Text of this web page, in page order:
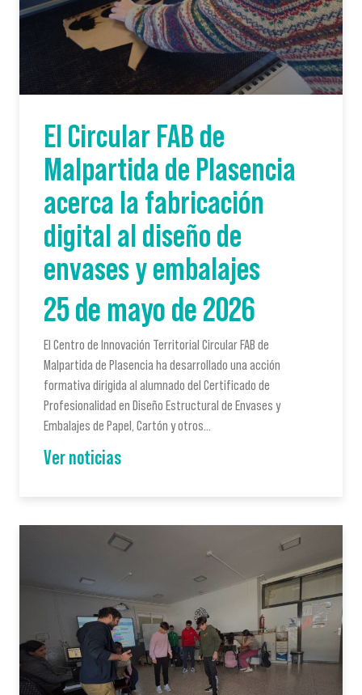
El Circular FAB de
Malpartida de Plasencia
acerca la fabricación
digital al diseño de
envases y embalajes
25 de mayo de 2026
El Centro de Innovación Territorial Circular FAB de
Malpartida de Plasencia ha desarrollado una acción
formativa dirigida al alumnado del Certificado de
Profesionalidad en Diseño Estructural de Envases y
Embalajes de Papel, Cartón y otros…
Ver noticias